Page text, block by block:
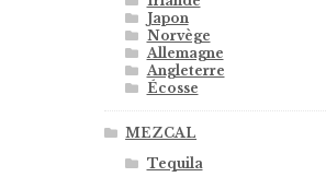
Japon
Norvège
Allemagne
Angleterre
Écosse
MEZCAL
Tequila